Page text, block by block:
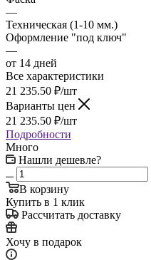
—
Техническая (1-10 мм.)
Оформление "под ключ"
—
от 14 дней
Все характеристики
21 235.50 ₽/шт
Варианты цен
21 235.50 ₽/шт
Подробности
Много
Нашли дешевле?
В корзину
Купить в 1 клик
Рассчитать доставку
Хочу в подарок